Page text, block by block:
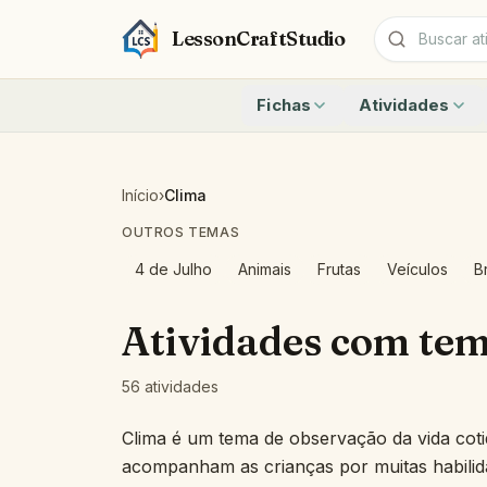
LessonCraftStudio
Fichas
Adição
Pareamento
Atividades
Contar até 10
Representar
Fatos Rápidos
Identifique a
Início›Clima
OUTROS TEMAS
4 de Julho Animais Frutas Veículos
Atividades com
56 atividades
Clima é um tema de observação da vida
acompanham as crianças por muitas